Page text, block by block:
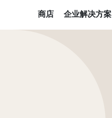
商店 企业解决方案